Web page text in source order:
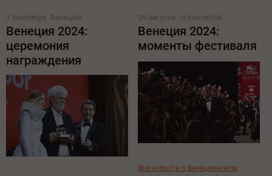
7 сентября, Венеция
Венеция 2024:
церемония
награждения
29 августа - 4 сентября
Венеция 2024:
моменты фестиваля
Все новости о Венецианском